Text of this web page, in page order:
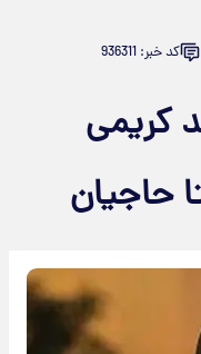
کد خبر: 936311
کریمی
حاجیان